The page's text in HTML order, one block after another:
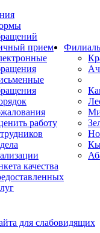
прием
работу
качества
для слабовидящих